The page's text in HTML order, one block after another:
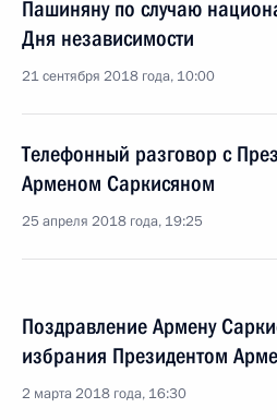
Пашиняну по случаю
Дня независимости
21 сентября 2018 года, 10:00
Телефонный разговор с
Арменом Саркисяном
25 апреля 2018 года, 19:25
Поздравление Армену
избрания Президентом
2 марта 2018 года, 16:30